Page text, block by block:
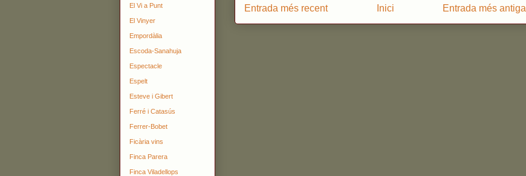
Entrada més recent Entrada més antiga
Inici
El Vi a Punt
El Vinyer
Empordàlia
Escoda-Sanahuja
Espectacle
Espelt
Esteve i Gibert
Ferré i Catasús
Ferrer-Bobet
Ficària vins
Finca Parera
Finca Viladellops